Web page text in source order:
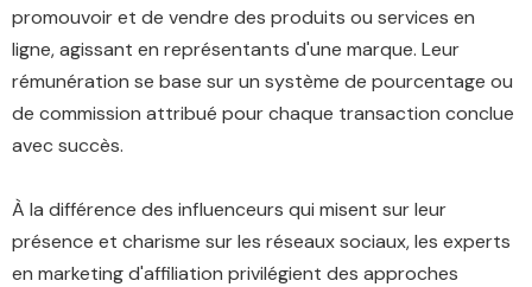
promouvoir et de vendre des produits ou services en
ligne, agissant en représentants d'une marque. Leur
rémunération se base sur un système de pourcentage ou
de commission attribué pour chaque transaction conclue
avec succès.
À la différence des influenceurs qui misent sur leur
présence et charisme sur les réseaux sociaux, les experts
en marketing d'affiliation privilégient des approches